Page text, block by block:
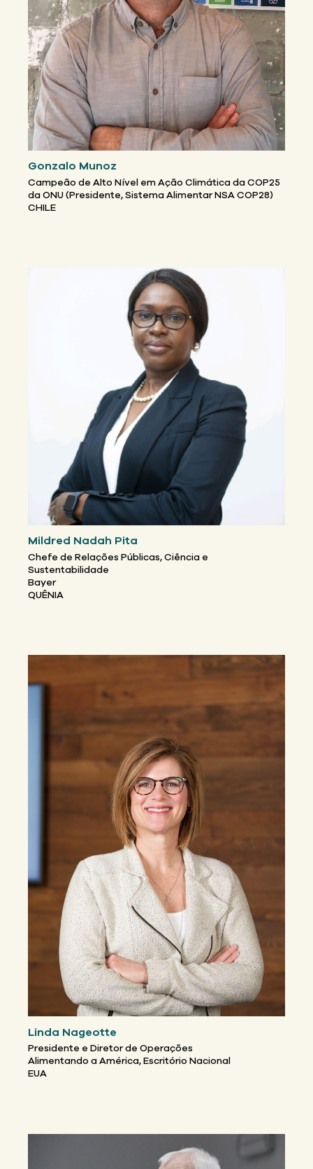
Gonzalo Munoz
Campeão de Alto Nível em Ação Climática da COP25
da ONU (Presidente, Sistema Alimentar NSA COP28)
CHILE
Mildred Nadah Pita
Chefe de Relações Públicas, Ciência e
Sustentabilidade
Bayer
QUÊNIA
Linda Nageotte
Presidente e Diretor de Operações
Alimentando a América, Escritório Nacional
EUA